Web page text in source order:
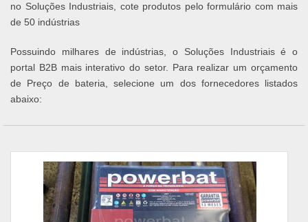
no Soluções Industriais, cote produtos pelo formulário com mais
de 50 indústrias
Possuindo milhares de indústrias, o Soluções Industriais é o
portal B2B mais interativo do setor. Para realizar um orçamento
de Preço de bateria, selecione um dos fornecedores listados
abaixo: